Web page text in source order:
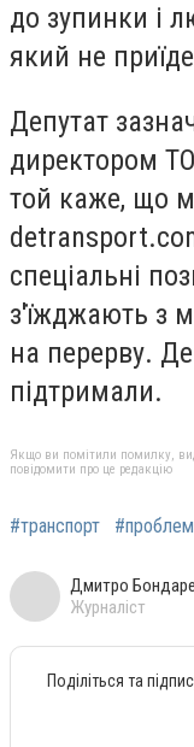
до зупинки і
який не
Депутат
директором
той каже, що
спеціальні
з'їжджають з
на перерву.
підтримали.
Якщо ви помітили помилку,
повідомити про це редакцію
#транспорт
Дмитро
Журналіст
Поділіться та